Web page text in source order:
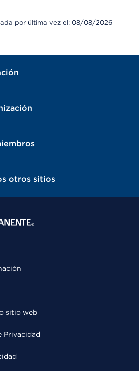
por última vez el: 08/08/2026
otros sitios
sitio web
Privacidad